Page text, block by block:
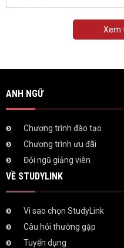
Xem
ANH NGỮ
Chương trình đào tạo
Chương trình ưu đãi
Đội ngũ giảng viên
VỀ STUDYLINK
Vì sao chọn StudyLink
Câu hỏi thường gặp
Tuyển dụng